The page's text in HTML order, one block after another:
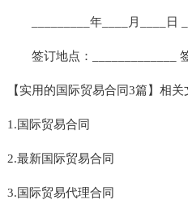
_________年____月____日
签订地点：_____________ 签
【实用的国际贸易合同3篇】相关
1.国际贸易合同
2.最新国际贸易合同
3.国际贸易代理合同